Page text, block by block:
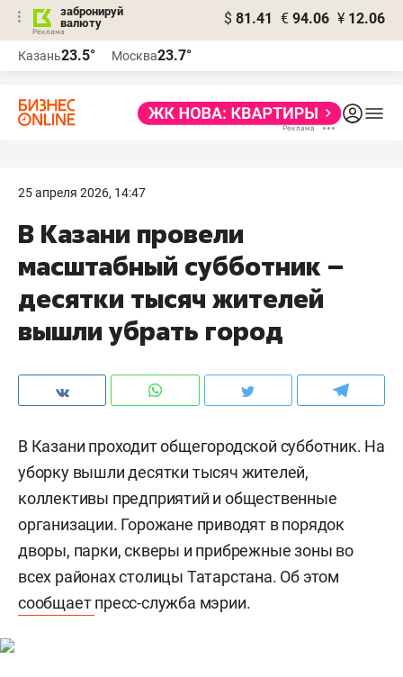
забронируй
валюту
$ 81.41 € 94.06 ¥ 12.06
Казань23.5° Москва23.7°
25 апреля 2026, 14:47
В Казани провели
масштабный субботник –
десятки тысяч жителей
вышли убрать город
В Казани проходит общегородской субботник. На
уборку вышли десятки тысяч жителей,
коллективы предприятий и общественные
организации. Горожане приводят в порядок
дворы, парки, скверы и прибрежные зоны во
всех районах столицы Татарстана. Об этом
сообщаетпресс-служба мэрии.